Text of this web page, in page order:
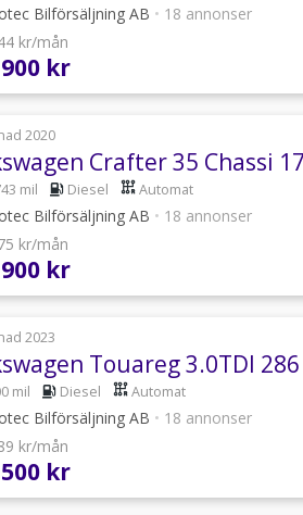
Bilförsäljning AB • 18 annonser
kr/mån
kr
2020
Crafter 35 Chassi
mil Diesel Automat
Bilförsäljning AB • 18 annonser
kr/mån
kr
2023
Touareg 3.0TDI
mil Diesel Automat
Bilförsäljning AB • 18 annonser
kr/mån
kr